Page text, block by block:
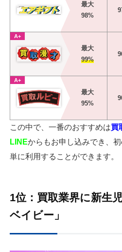
最大
98%
A+
最大
99%
A+
最大
95%
この中で、一番のおすすめは買
LINEからもお申し込みでき、
単に利用することができます。
1位：買取業界に新生
ベイビー」